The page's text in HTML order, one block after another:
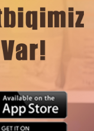
(0 Отзывы)
Цена
Купить
20.00 Hет